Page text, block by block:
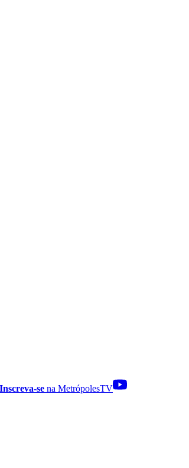
Inscreva-se na MetrópolesTV